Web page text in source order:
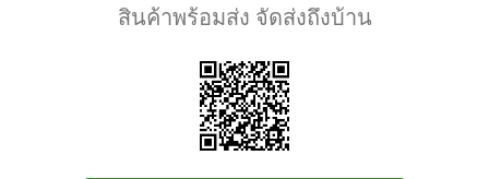
สินค้าพร้อมส่ง จัดส่งถึงบ้าน